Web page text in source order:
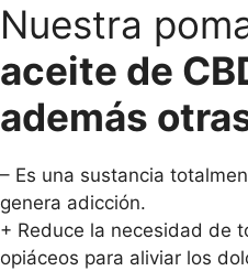
Nuestra
aceite de
además
– Es una sustancia
genera adicción.
+ Reduce la necesidad de
opiáceos para aliviar los